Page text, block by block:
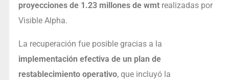
proyecciones de 1.23 millones de wmtrealizadas por
Visible Alpha.
La recuperación fue posible gracias a la
implementación efectiva de un plan de
restablecimiento operativo, que incluyó la